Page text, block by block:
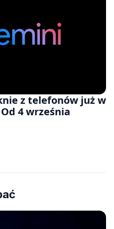
z telefonów już w
4 września